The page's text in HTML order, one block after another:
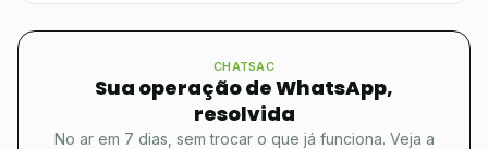
CHATSAC
Sua operação de WhatsApp,
resolvida
No ar em 7 dias, sem trocar o que já funciona. Veja a